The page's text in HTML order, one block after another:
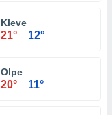
Kleve
21° 12°
Olpe
20° 11°